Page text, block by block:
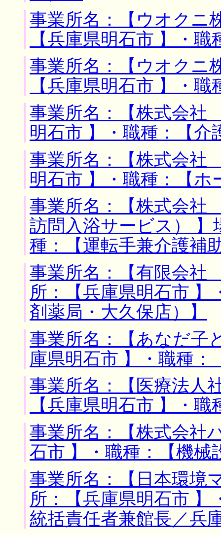
事業所名：【ウオク
【兵庫県明石市 】・
事業所名：【ウオク
【兵庫県明石市 】・
事業所名：【株式会
明石市 】・職種：【介
事業所名：【株式会
明石市 】・職種：【ホ
事業所名：【株式会
訪問入浴サービス） 】
種：【運転手兼介護補
事業所名：【有限会
所：【兵庫県明石市
剤薬局・大久保店）】
事業所名：【あなだ子
庫県明石市 】・職種：
事業所名：【医療法
【兵庫県明石市 】・
事業所名：【株式会社
石市 】・職種：【機械
事業所名：【日本環
所：【兵庫県明石市
統括責任者兼館長／兵